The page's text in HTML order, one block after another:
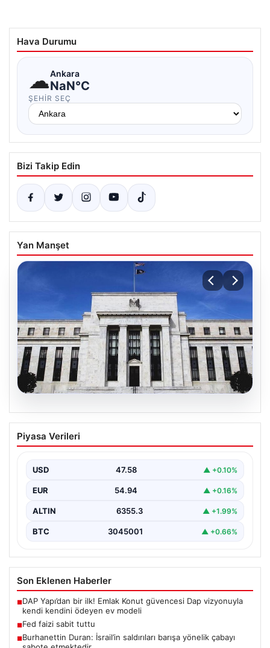
Hava Durumu
☁Ankara
NaN°C
ŞEHIR SEÇ
Bizi Takip Edin
Yan Manşet
04.08.2026
Fed faizi sabit tuttu
Piyasa Verileri
USD 47.58 ▲ +0.10%
EUR 54.94 ▲ +0.16%
ALTIN 6355.3 ▲ +1.99%
BTC 3045001 ▲ +0.66%
Son Eklenen Haberler
■DAP Yapı’dan bir ilk! Emlak Konut güvencesi Dap vizyonuyla
kendi kendini ödeyen ev modeli
■Fed faizi sabit tuttu
■Burhanettin Duran: İsrail’in saldırıları barışa yönelik çabayı